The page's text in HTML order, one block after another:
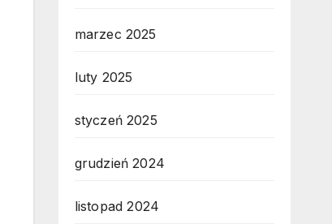
marzec 2025
luty 2025
styczeń 2025
grudzień 2024
listopad 2024